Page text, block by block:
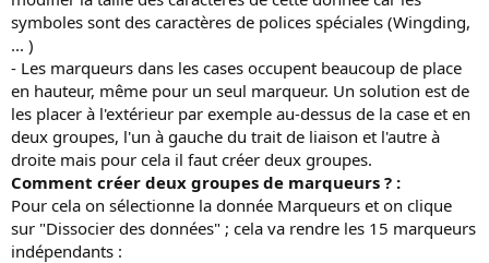
symboles sont des caractères de polices spéciales (Wingding,
... )
- Les marqueurs dans les cases occupent beaucoup de place
en hauteur, même pour un seul marqueur. Un solution est de
les placer à l'extérieur par exemple au-dessus de la case et en
deux groupes, l'un à gauche du trait de liaison et l'autre à
droite mais pour cela il faut créer deux groupes.
Comment créer deux groupes de marqueurs ? :
Pour cela on sélectionne la donnée Marqueurs et on clique
sur "Dissocier des données" ; cela va rendre les 15 marqueurs
indépendants :